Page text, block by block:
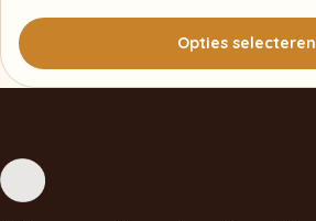
Opties selecteren
heeft
meerdere